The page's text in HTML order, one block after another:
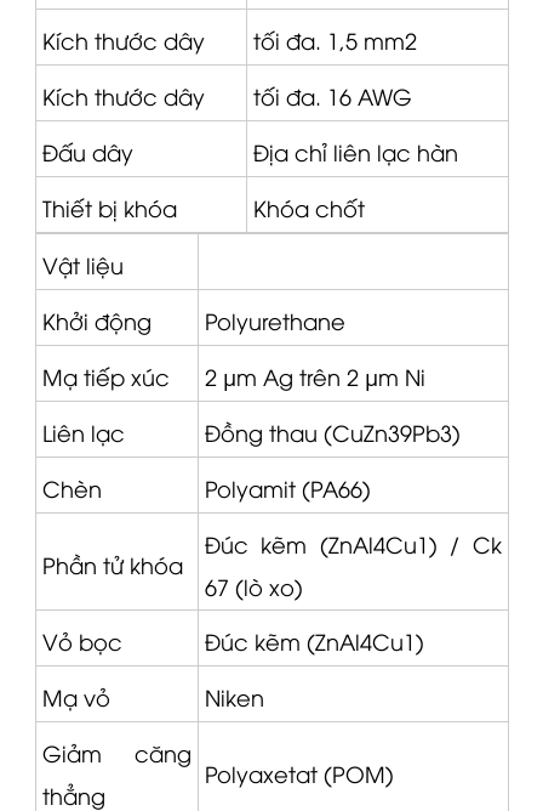
Kích thước dây
tối đa. 1,5 mm2
Kích thước dây
tối đa. 16 AWG
Đấu dây
Địa chỉ liên lạc hàn
Thiết bị khóa
Khóa chốt
Vật liệu
Khởi động
Polyurethane
Mạ tiếp xúc
2 μm Ag trên 2 μm Ni
Liên lạc
Đồng thau (CuZn39Pb3)
Chèn
Polyamit (PA66)
Phần tử khóa
Đúc kẽm (ZnAl4Cu1) / Ck
67 (lò xo)
Vỏ bọc
Đúc kẽm (ZnAl4Cu1)
Mạ vỏ
Niken
Giảm căng
thẳng
Polyaxetat (POM)